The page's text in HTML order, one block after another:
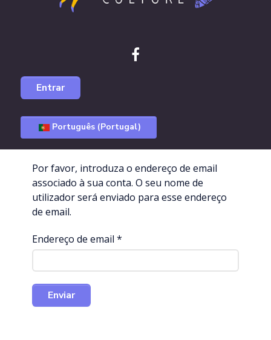
Entrar
Português (Portugal)
Por favor, introduza o endereço de email
associado à sua conta. O seu nome de
utilizador será enviado para esse endereço
de email.
Endereço de email *
Enviar